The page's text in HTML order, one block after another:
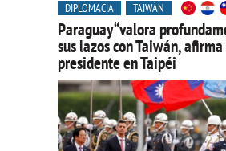
DIPLOMACIA TAIWÁN
Paraguay “valora
sus lazos con Taiwán, afirma
presidente en Taipéi